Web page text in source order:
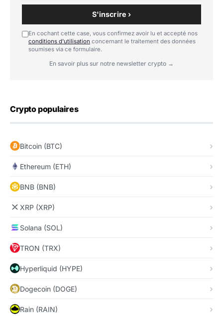
S'inscrire ›
En cochant cette case, vous confirmez avoir lu et accepté nos
conditions d'utilisation concernant le traitement des données
soumises via ce formulaire.
En savoir plus sur notre newsletter crypto →
Crypto populaires
Bitcoin (BTC)
Ethereum (ETH)
BNB (BNB)
XRP (XRP)
Solana (SOL)
TRON (TRX)
Hyperliquid (HYPE)
Dogecoin (DOGE)
Rain (RAIN)